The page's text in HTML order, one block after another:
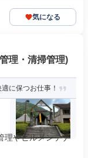
気になる
理・清掃管理)
に保つお仕事！
理やビルメンテナ